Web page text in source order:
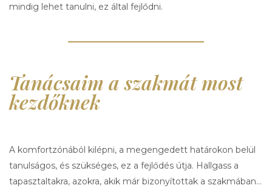
mindig lehet tanulni, ez által fejlődni.
Tanácsaim a szakmát most
kezdőknek
A komfortzónából kilépni, a megengedett határokon belül
tanulságos, és szükséges, ez a fejlődés útja. Hallgass a
tapasztaltakra, azokra, akik már bizonyítottak a szakmában…